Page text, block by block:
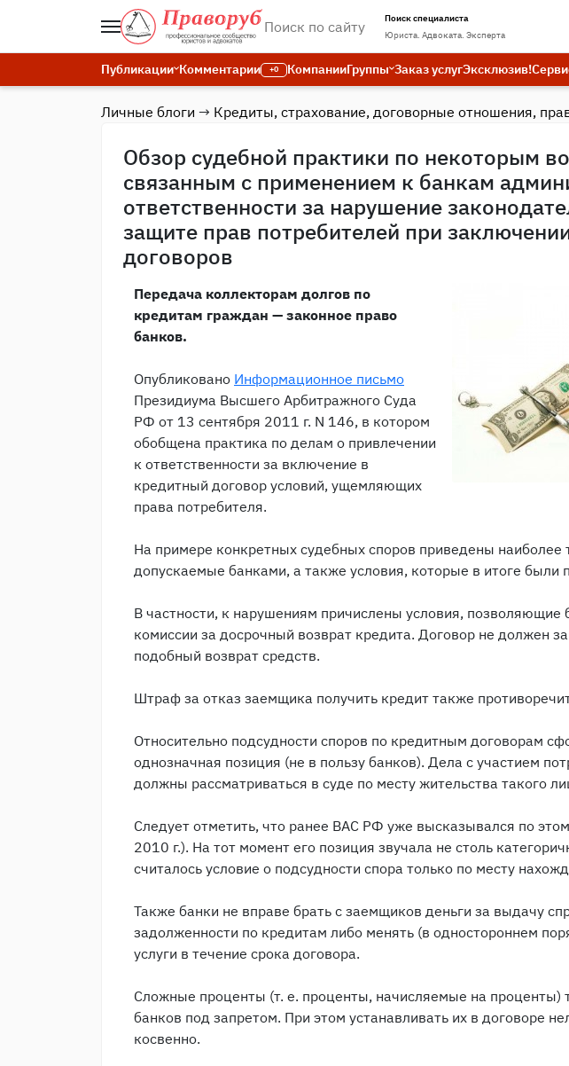
Поиск специалиста
Юриста. Адвоката. Эксперта
Публикации Комментарии +0 КомпанииГруппы Заказ услугЭксклюзив!
Личные блоги → Кредиты, страхование, договорные отношения,
Обзор судебной практики по некоторым
связанным с применением к банкам
ответственности за нарушение
защите прав потребителей при
договоров
Передача коллекторам долгов по
кредитам граждан — законное право
банков.
Опубликовано Информационное письмо
Президиума Высшего Арбитражного Суда
РФ от 13 сентября 2011 г. N 146, в котором
обобщена практика по делам о привлечении
к ответственности за включение в
кредитный договор условий, ущемляющих
права потребителя.
На примере конкретных судебных споров приведены наиболее
допускаемые банками, а также условия, которые в итоге были
В частности, к нарушениям причислены условия, позволяющие
комиссии за досрочный возврат кредита. Договор не должен
подобный возврат средств.
Штраф за отказ заемщика получить кредит также
Относительно подсудности споров по кредитным договорам
однозначная позиция (не в пользу банков). Дела с участием
должны рассматриваться в суде по месту жительства такого
Следует отметить, что ранее ВАС РФ уже высказывался по
2010 г.). На тот момент его позиция звучала не столь
считалось условие о подсудности спора только по месту
Также банки не вправе брать с заемщиков деньги за выдачу
задолженности по кредитам либо менять (в одностороннем
услуги в течение срока договора.
Сложные проценты (т. е. проценты, начисляемые на проценты)
банков под запретом. При этом устанавливать их в договоре
косвенно.